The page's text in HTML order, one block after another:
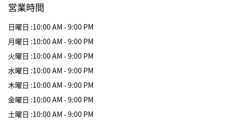
営業時間
日曜日 :10:00 AM - 9:00 PM
月曜日 :10:00 AM - 9:00 PM
火曜日 :10:00 AM - 9:00 PM
水曜日 :10:00 AM - 9:00 PM
木曜日 :10:00 AM - 9:00 PM
金曜日 :10:00 AM - 9:00 PM
土曜日 :10:00 AM - 9:00 PM